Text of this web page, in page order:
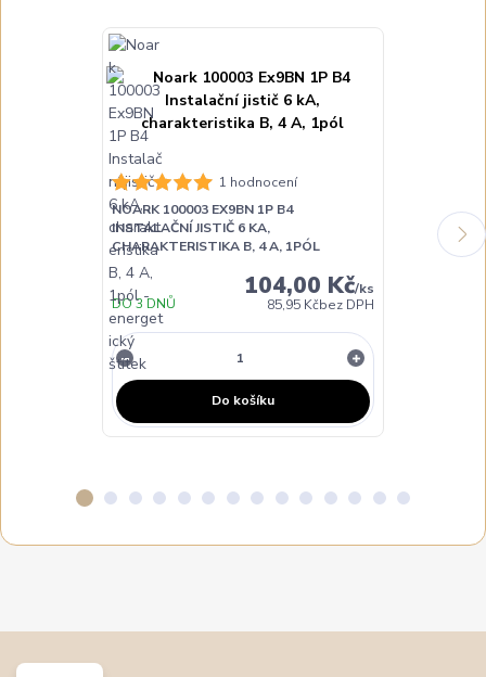
1 hodnocení
NOARK 100003 EX9BN 1P B4
INSTALAČNÍ JISTIČ 6 KA,
CHARAKTERISTIKA B, 4 A, 1PÓL
104,00 Kč/ks
85,95 Kčbez DPH
DO 3 DNŮ
Do košíku
NOARK
INSTALAČNÍ